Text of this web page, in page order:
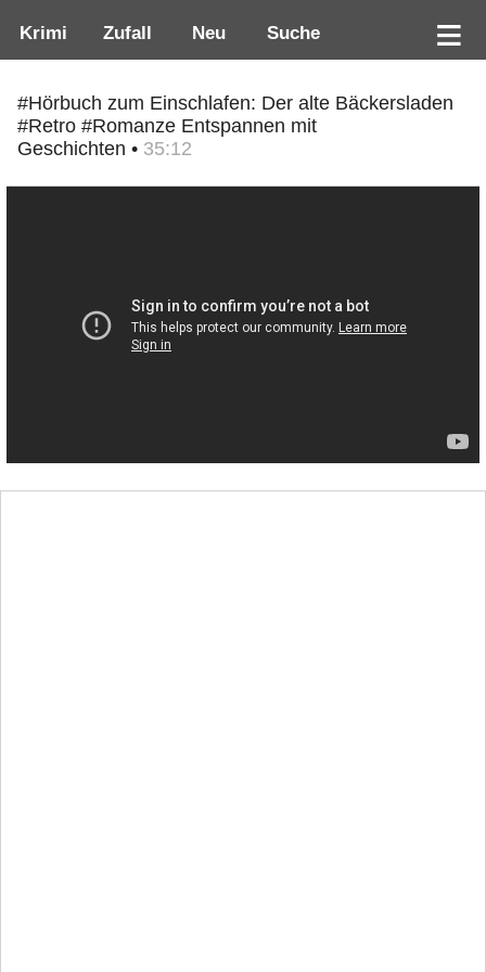
Krimi Zufall Neu Suche
#Hörbuch zum Einschlafen: Der alte Bäckersladen
#Retro #Romanze Entspannen mit
Geschichten • 35:12